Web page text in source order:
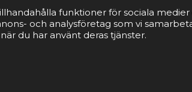
funktioner för sociala
och analysföretag som vi
du har använt deras tjänster.